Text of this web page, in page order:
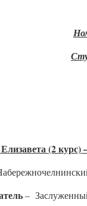
(2 курс)
–